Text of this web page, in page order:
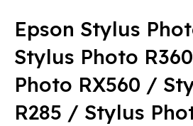
Epson Stylus
Stylus Photo
Photo RX560 /
R285 / Stylus